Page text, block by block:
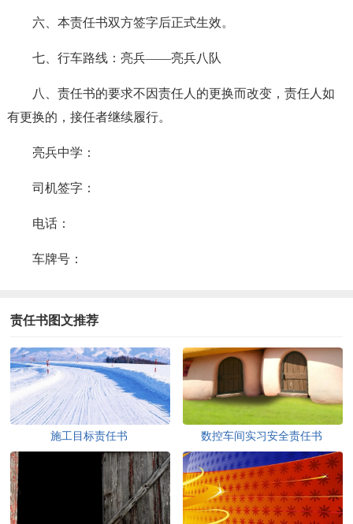
六、本责任书双方签字后正式生效。
七、行车路线：亮兵——亮兵八队
八、责任书的要求不因责任人的更换而改变，责任人如
有更换的，接任者继续履行。
亮兵中学：
司机签字：
电话：
车牌号：
责任书图文推荐
施工目标责任书 数控车间实习安全责任书